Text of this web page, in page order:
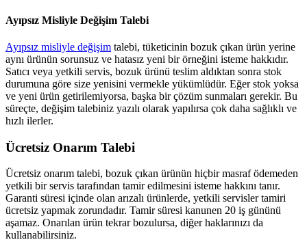
Ayıpsız Misliyle Değişim Talebi
Ayıpsız misliyle değişim talebi, tüketicinin bozuk çıkan ürün yerine
aynı ürünün sorunsuz ve hatasız yeni bir örneğini isteme hakkıdır.
Satıcı veya yetkili servis, bozuk ürünü teslim aldıktan sonra stok
durumuna göre size yenisini vermekle yükümlüdür. Eğer stok yoksa
ve yeni ürün getirilemiyorsa, başka bir çözüm sunmaları gerekir. Bu
süreçte, değişim talebiniz yazılı olarak yapılırsa çok daha sağlıklı ve
hızlı ilerler.
Ücretsiz Onarım Talebi
Ücretsiz onarım talebi, bozuk çıkan ürünün hiçbir masraf ödemeden
yetkili bir servis tarafından tamir edilmesini isteme hakkını tanır.
Garanti süresi içinde olan arızalı ürünlerde, yetkili servisler tamiri
ücretsiz yapmak zorundadır. Tamir süresi kanunen 20 iş gününü
aşamaz. Onarılan ürün tekrar bozulursa, diğer haklarınızı da
kullanabilirsiniz.